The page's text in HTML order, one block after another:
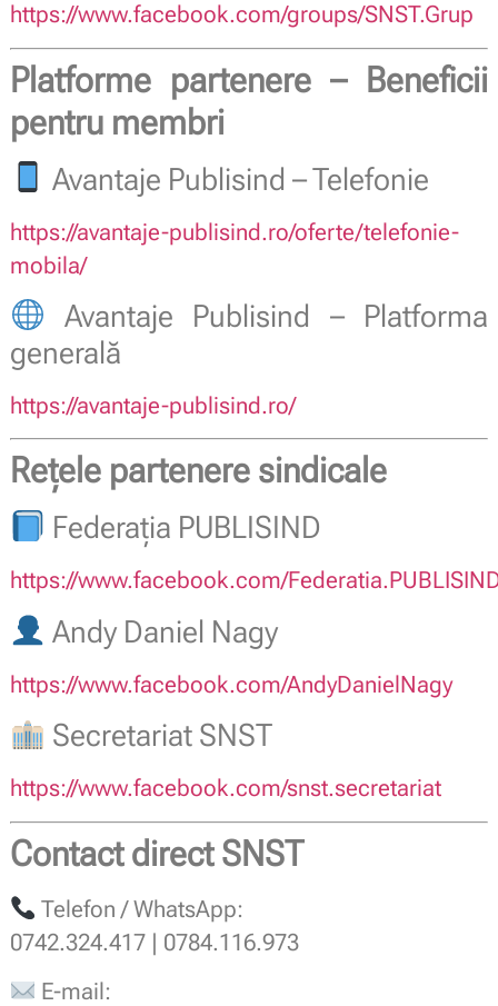
https://www.facebook.com/groups/SNST.Grup
Platforme partenere – Beneficii
pentru membri
Avantaje Publisind – Telefonie
https://avantaje-publisind.ro/oferte/telefonie-
mobila/
Avantaje Publisind – Platforma
generală
https://avantaje-publisind.ro/
Rețele partenere sindicale
Federația PUBLISIND
https://www.facebook.com/
Andy Daniel Nagy
https://www.facebook.com/AndyDanielNagy
Secretariat SNST
https://www.facebook.com/snst.secretariat
Contact direct SNST
Telefon / WhatsApp:
0742.324.417 | 0784.116.973
E-mail: